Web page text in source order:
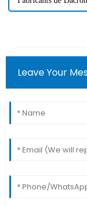
Leave Your